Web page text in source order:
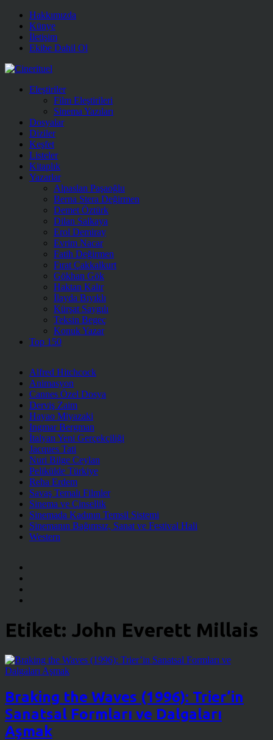
Hakkımızda
Künye
İletişim
Ekibe Dahil Ol
Eleştiriler
Film Eleştirileri
Sinema Yazıları
Dosyalar
Diziler
Keşfet
Listeler
Kitaplık
Yazarlar
Alpaslan Paşaoğlu
Berna Stera Değirmen
Demet Öztürk
Dilan Salkaya
Erol Demiray
Evrim Nacar
Fatih Değirmen
Fırat Çakkalkurt
Gökhan Gök
Haktan Kalır
İlayda Bıyıklı
Kürşat Saygılı
Teksin Begeç
Konuk Yazar
Top 150
Alfred Hitchcock
Animasyon
Cannes Özel Dosya
Derviş Zaim
Hayao Miyazaki
Ingmar Bergman
İtalyan Yeni Gerçekçiliği
Jacques Tati
Nuri Bilge Ceylan
Pelikülde Türkiye
Reha Erdem
Savaş Temalı Filmler
Sinema ve Cinsellik
Sinemada Kadının Temsil Sistemi
Sinemanın Bağımsız, Sanat ve Festival Hali
Western
Etiket: John Everett Millais
Braking the Waves (1996): Trier’in
Sanatsal Formları ve Dalgaları
Aşmak